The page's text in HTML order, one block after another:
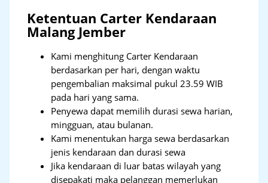
Ketentuan Carter Kendaraan
Malang Jember
Kami menghitung Carter Kendaraan
berdasarkan per hari, dengan waktu
pengembalian maksimal pukul 23.59 WIB
pada hari yang sama.
Penyewa dapat memilih durasi sewa harian,
mingguan, atau bulanan.
Kami menentukan harga sewa berdasarkan
jenis kendaraan dan durasi sewa
Jika kendaraan di luar batas wilayah yang
disepakati maka pelanggan memerlukan